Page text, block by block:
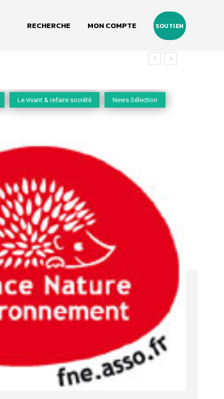
RECHERCHE MON COMPTE SOUTIEN
Le vivant & refaire société News Sélection